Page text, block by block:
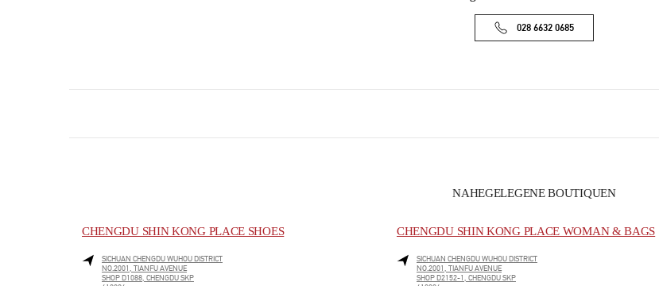
028 6632 0685
NAHEGELEGENE BOUTIQUEN
CHENGDU SHIN KONG PLACE SHOES
SICHUAN CHENGDUWUHOU DISTRICT
NO.2001, TIANFU AVENUE
SHOP D1088, CHENGDU SKP
CHENGDU SHIN KONG PLACE WOMAN & BAGS
SICHUAN CHENGDUWUHOU DISTRICT
NO.2001, TIANFU AVENUE
SHOP D2152-1, CHENGDU SKP